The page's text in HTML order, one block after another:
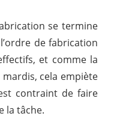
se termine
de fabrication
et comme la
cela empiète
contraint de faire
la tâche.